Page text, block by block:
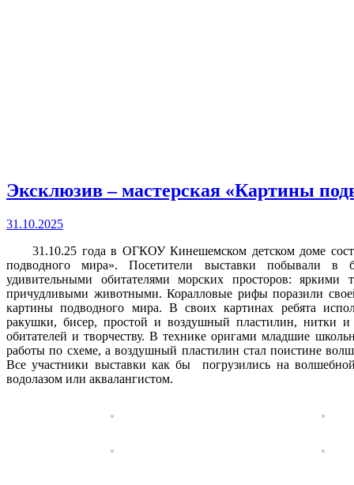
Эксклюзив – мастерская «Картины
31.10.2025
31.10.25 года в ОГКОУ Кинешемском детском доме
подводного мира». Посетители выставки побывали в
удивительными обитателями морских просторов:
причудливыми животными. Коралловые рифы поразили
картины подводного мира. В своих картинах ребята
ракушки, бисер, простой и воздушный пластилин, нитки
обитателей и творчеству. В технике оригами младшие
работы по схеме, а воздушный пластилин стал поистине
Все участники выставки как бы погрузились на
водолазом или аквалангистом.